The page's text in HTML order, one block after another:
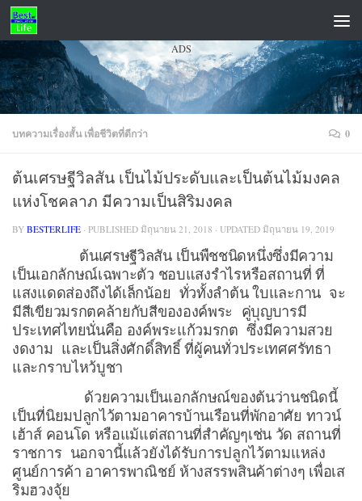
Skip to content
ADS
บทความเรื่องสั้น เพื่อชีวิตที่ดีกว่า 0
ต้นเศรษฐีวิลสัน เป็นไม้ประดับและเป็นต้นไม้มงคล
แห่งโชคลาภ มีความเป็นสิริมงคล
BY BESTERLIFE · PUBLISHED มิถุนายน 21, 2018 · UPDATED มิถุนายน 19, 2019
ต้นเศรษฐีวิลสัน เป็นพืชชนิดหนึ่งซึ่งมีความ
เป็นเอกลักษณ์เฉพาะตัว ชอบแสงรำไรหรือสถานที่ ที่
แสงแดดส่องถึงได้เล็กน้อย ทั่วทั้งลำต้น ใบและกาน จะ
มีสีเขียวมรกตคล้ายกับสีขององค์พระ คู่บุญบารมี
ประเทศไทยนั่นคือ องค์พระแก้วมรกต ซึ่งมีความสวย
งดงาม และเป็นสิ่งศักดิ์สิทธิ์ ที่ผู้คนทั่วประเทศศรัทธา
และกราบไหว้บูชา
ด้วยความเป็นเอกลักษณ์ของต้นว่านชนิดนี้
เป็นที่นิยมปลูกไว้ตามอาคารบ้านเรือนที่พักอาศัย ทาวน์
เฮ้าส์ คอนโด หรือแม้แต่สถานที่สำคัญๆเช่น วัด สถานที่
ราชการ นอกจานี้แล้วยังได้รับการปลูกไว้ตามแหล่ง
ศูนย์การค้า อาคารพาณิชย์ ห้างสรรพสินค้าต่างๆ เพื่อเส
ริมฮวงจุ้ย